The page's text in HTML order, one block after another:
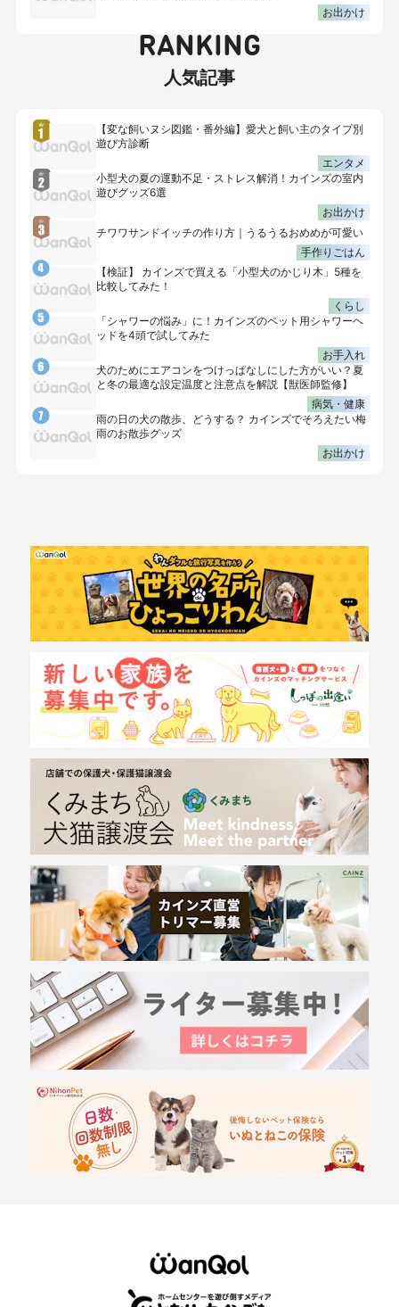
お出かけ
RANKING
人気記事
【変な飼いヌシ図鑑・番外編】愛犬と飼い主のタイプ別
遊び方診断
エンタメ
小型犬の夏の運動不足・ストレス解消！カインズの室内
遊びグッズ6選
お出かけ
チワワサンドイッチの作り方｜うるうるおめめが可愛い
手作りごはん
【検証】 カインズで買える「小型犬のかじり木」5種を
比較してみた！
くらし
「シャワーの悩み」に！カインズのペット用シャワーヘ
ッドを4頭で試してみた
お手入れ
犬のためにエアコンをつけっぱなしにした方がいい？夏
と冬の最適な設定温度と注意点を解説【獣医師監修】
病気・健康
雨の日の犬の散歩、どうする？ カインズでそろえたい梅
雨のお散歩グッズ
お出かけ